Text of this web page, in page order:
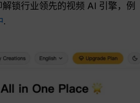
锁行业领先的视频 AI 引擎，例
.